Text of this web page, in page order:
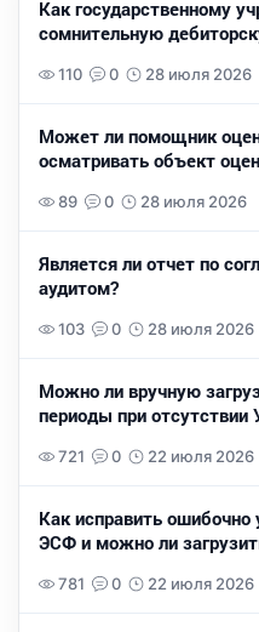
Как государственному
сомнительную
110 0 28 июля 2026
Может ли помощник
осматривать объект
89 0 28 июля 2026
Является ли отчет по
аудитом?
103 0 28 июля 2026
Можно ли вручную
периоды при отсутствии
721 0 22 июля 2026
Как исправить
ЭСФ и можно ли
781 0 22 июля 2026